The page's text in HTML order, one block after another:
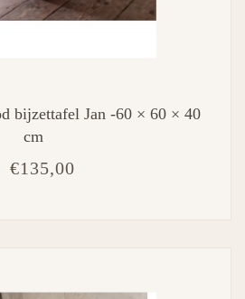
bijzettafel Jan -60 × 60 × 40
cm
€135,00